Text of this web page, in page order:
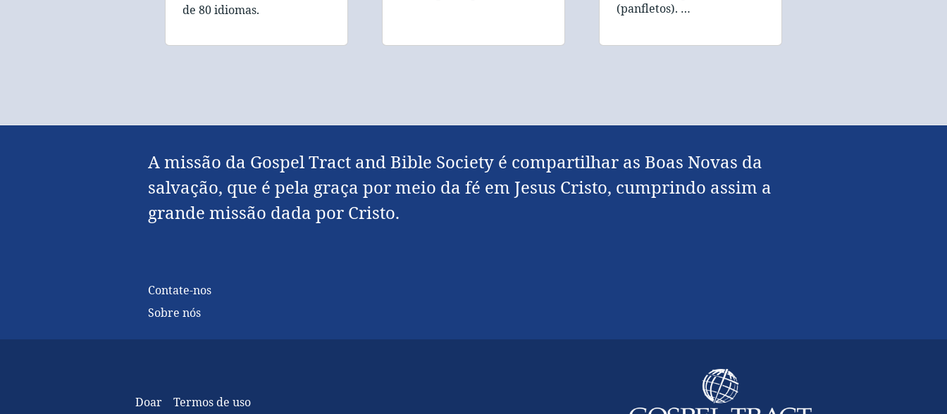
de 80 idiomas.
(panfletos). …
A missão da Gospel Tract and Bible Society é compartilhar as Boas Novas da
salvação, que é pela graça por meio da fé em Jesus Cristo, cumprindo assim a
grande missão dada por Cristo.
Contate-nos
Sobre nós
Doar Termos de uso